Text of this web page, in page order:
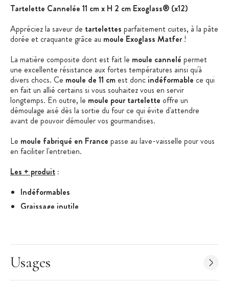
Tartelette Cannelée 11 cm x H 2 cm Exoglass® (x12)
Appréciez la saveur de tartelettes parfaitement cuites, à la pâte
dorée et craquante grâce au moule Exoglass Matfer!
La matière composite dont est fait le moule cannelé permet
une excellente résistance aux fortes températures ainsi qu'à
divers chocs. Ce moule de 11 cm est donc indéformable ce qui
en fait un allié certains si vous souhaitez vous en servir
longtemps. En outre, le moule pour tartelette offre un
démoulage aisé dès la sortie du four ce qui évite d'attendre
avant de pouvoir démouler vos gourmandises.
Le moule fabriqué en France passe au lave-vaisselle pour vous
en faciliter l'entretien.
Les + produit :
Indéformables
Graissage inutile
Caractéristiques du Moule Tartelette
Moule pour tartelette
Usages